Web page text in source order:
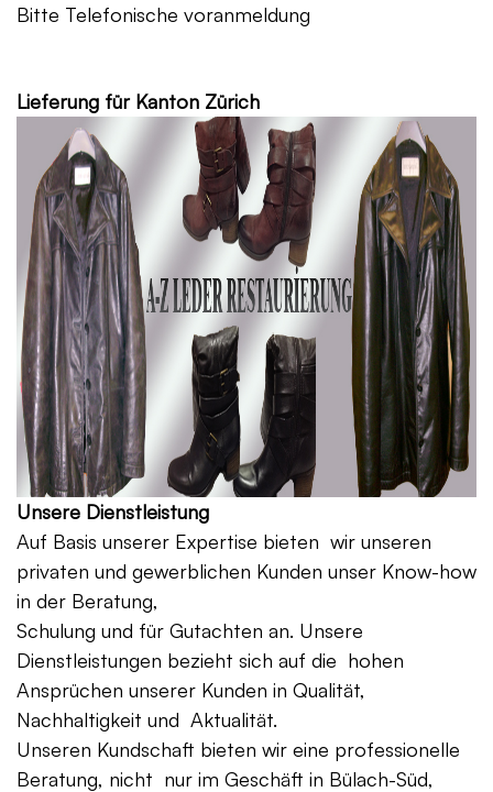
Bitte Telefonische voranmeldung
Lieferung für Kanton Zürich
Unsere Dienstleistung
Auf Basis unserer Expertise bieten wir unseren
privaten und gewerblichen Kunden unser Know-how
in der Beratung,
Schulung und für Gutachten an. Unsere
Dienstleistungen bezieht sich auf die hohen
Ansprüchen unserer Kunden in Qualität,
Nachhaltigkeit und Aktualität.
Unseren Kundschaft bieten wir eine professionelle
Beratung, nicht nur im Geschäft in Bülach-Süd,